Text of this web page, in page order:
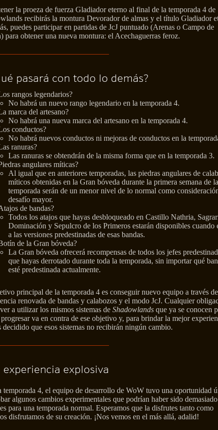
la proeza de fuerza Gladiador eterno al final de la temporada 4 de
recibirás la montura Devorador de almas y el título Gladiador
puedes participar en partidas de JcJ puntuado (Arenas o Campo de
para obtener una nueva montura: el Acechaguerras feroz.
pasará con todo lo demás?
rangos legendarios?
No habrá un nuevo rango legendario en la temporada 4.
marca del artesano?
No habrá una nueva marca del artesano en la temporada 4.
conductos?
No habrá nuevos conductos ni mejoras de conductos en la
ranuras?
Las ranuras se obtendrán de la misma forma que en la temporada 3.
angulares míticas?
Al igual que en anteriores temporadas, las piedras angulares de
míticos obtenidas en la Gran bóveda durante la primera semana de la
temporada serán de un menor nivel de lo normal como
desafío mayor.
de bandas?
Todos los atajos que hayas desbloqueado en Castillo Nathria,
Dominación y Sepulcro de los Primeros estarán disponibles cuando
a las versiones predestinadas de esas bandas.
de la Gran bóveda?
La Gran bóveda ofrecerá recompensas de todos los jefes
que hayas derrotado durante toda la temporada, sin importar qué
esté predestinada actualmente.
principal de la temporada 4 es conseguir nuevo equipo a través
renovada de bandas y calabozos y el modo JcJ. Cualquier
a utilizar los mismos sistemas de Shadowlands que ya se conocen
va en contra de ese objetivo y, para brindar la mejor
decidido que esos sistemas no recibirán ningún cambio.
experiencia explosiva
temporada 4, el equipo de desarrollo de WoW tuvo una oportunidad
algunos cambios experimentales que podrían haber sido demasiado
para una temporada normal. Esperamos que la disfrutes tanto como
disfrutamos de su creación. ¡Nos vemos en el más allá, adalid!